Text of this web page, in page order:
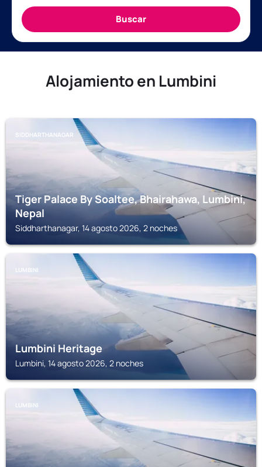
Alojamiento en Lumbini
SIDDHARTHANAGAR
Tiger Palace By Soaltee, Bhairahawa, Lumbini,
Nepal
Siddharthanagar, 14 agosto 2026, 2 noches
LUMBINI
Lumbini Heritage
Lumbini, 14 agosto 2026, 2 noches
LUMBINI